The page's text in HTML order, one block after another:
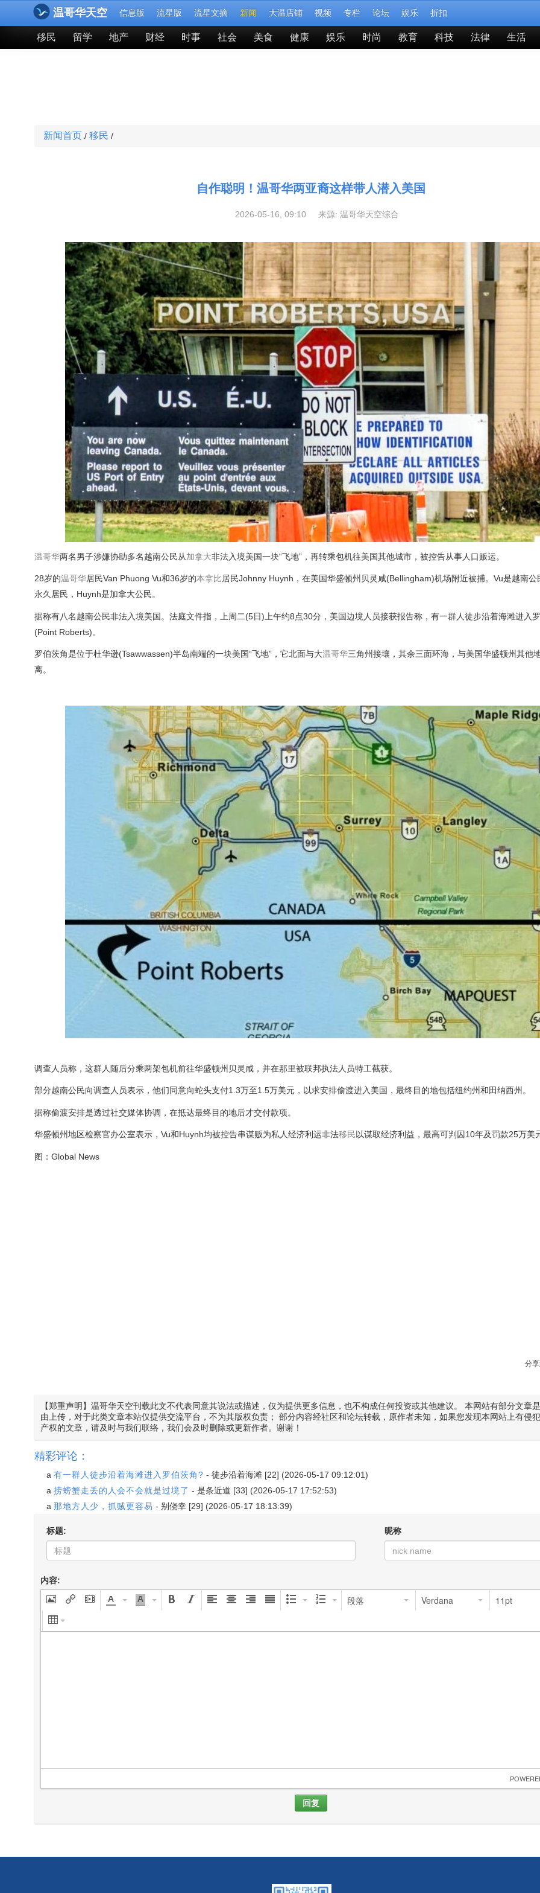
温哥华天空 信息版 流星版 流星文摘 新闻 大温店铺 视频 专栏 论坛 娱乐 折扣
移民 留学 地产 财经 时事 社会 美食 健康 娱乐 时尚 教育 科技 法律 生活
新闻首页 / 移民 /
自作聪明！温哥华两亚裔这样带人潜入美国
2026-05-16, 09:10 来源: 温哥华天空综合
温哥华两名男子涉嫌协助多名越南公民从加拿大非法入境美国一块“飞地”，再转乘包机往美国其他城市，被控告从事人口贩运。
28岁的温哥华居民Van Phuong Vu和36岁的本拿比居民Johnny Huynh，在美国华盛顿州贝灵咸(Bellingham)机场附近被捕。Vu是越南公
永久居民，Huynh是加拿大公民。
据称有八名越南公民非法入境美国。法庭文件指，上周二(5日)上午约8点30分，美国边境人员接获报告称，有一群人徒步沿着海滩进入
(Point Roberts)。
罗伯茨角是位于杜华逊(Tsawwassen)半岛南端的一块美国“飞地”，它北面与大温哥华三角州接壤，其余三面环海，与美国华盛顿州其他
离。
调查人员称，这群人随后分乘两架包机前往华盛顿州贝灵咸，并在那里被联邦执法人员特工截获。
部分越南公民向调查人员表示，他们同意向蛇头支付1.3万至1.5万美元，以求安排偷渡进入美国，最终目的地包括纽约州和田纳西州。
据称偷渡安排是透过社交媒体协调，在抵达最终目的地后才交付款项。
华盛顿州地区检察官办公室表示，Vu和Huynh均被控告串谋贩为私人经济利运非法移民以谋取经济利益，最高可判囚10年及罚款25万美
图：Global News
分
【郑重声明】温哥华天空刊载此文不代表同意其说法或描述，仅为提供更多信息，也不构成任何投资或其他建议。 本网站有部分文章
由上传，对于此类文章本站仅提供交流平台，不为其版权负责； 部分内容经社区和论坛转载，原作者未知，如果您发现本网站上有侵
产权的文章，请及时与我们联络，我们会及时删除或更新作者。谢谢！
精彩评论：
a 有一群人徒步沿着海滩进入罗伯茨角? - 徒步沿着海滩 [22] (2026-05-17 09:12:01)
a 捞螃蟹走丢的人会不会就是过境了 - 是条近道 [33] (2026-05-17 17:52:53)
a 那地方人少，抓贼更容易 - 别侥幸 [29] (2026-05-17 18:13:39)
标题: 昵称
内容:
段落 Verdana 11pt
回复